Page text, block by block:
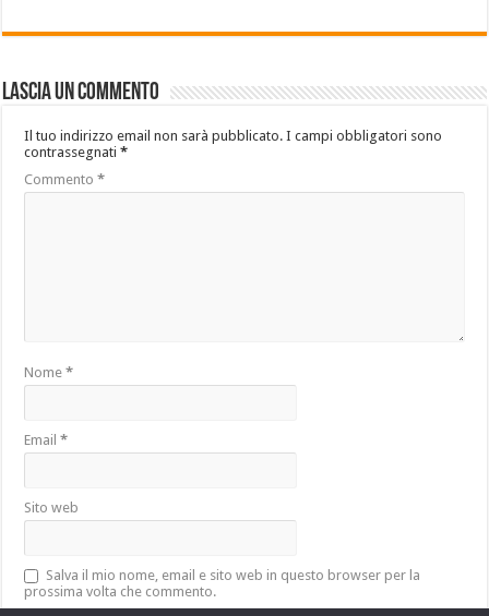
Lascia un commento
Il tuo indirizzo email non sarà pubblicato. I campi obbligatori sono
contrassegnati*
Commento*
Nome*
Email*
Sito web
Salva il mio nome, email e sito web in questo browser per la
prossima volta che commento.